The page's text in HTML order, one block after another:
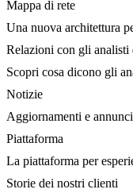
Mappa di rete
Una nuova architettura
Relazioni con gli analisti
Scopri cosa dicono gli
Notizie
Aggiornamenti e
Piattaforma
La piattaforma per
Storie dei nostri clienti